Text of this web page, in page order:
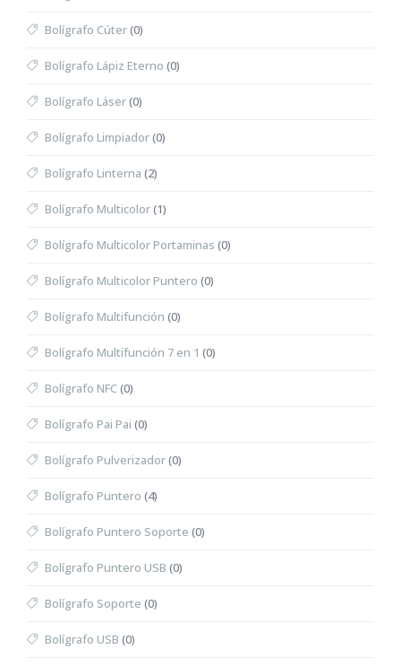
Bolígrafo Cúter(0)
Bolígrafo Lápiz Eterno (0)
Bolígrafo Láser(0)
Bolígrafo Limpiador(0)
Bolígrafo Linterna (2)
Bolígrafo Multicolor(1)
Bolígrafo Multicolor Portaminas (0)
Bolígrafo Multicolor Puntero (0)
Bolígrafo Multifunción (0)
Bolígrafo Multifunción 7 en 1 (0)
Bolígrafo NFC(0)
Bolígrafo Pai Pai (0)
Bolígrafo Pulverizador(0)
Bolígrafo Puntero (4)
Bolígrafo Puntero Soporte (0)
Bolígrafo Puntero USB (0)
Bolígrafo Soporte (0)
Bolígrafo USB (0)